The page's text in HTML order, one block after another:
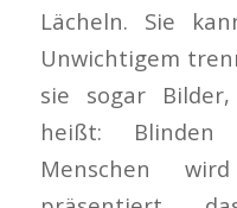
Lächeln. Sie
Unwichtigem
sie sogar
heißt: Blinden
Menschen